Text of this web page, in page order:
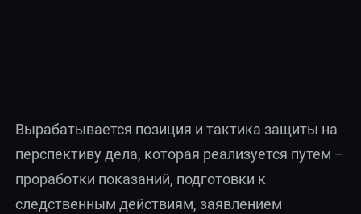
Вырабатывается позиция и тактика защиты на
перспективу дела, которая реализуется путем –
проработки показаний, подготовки к
следственным действиям, заявлением